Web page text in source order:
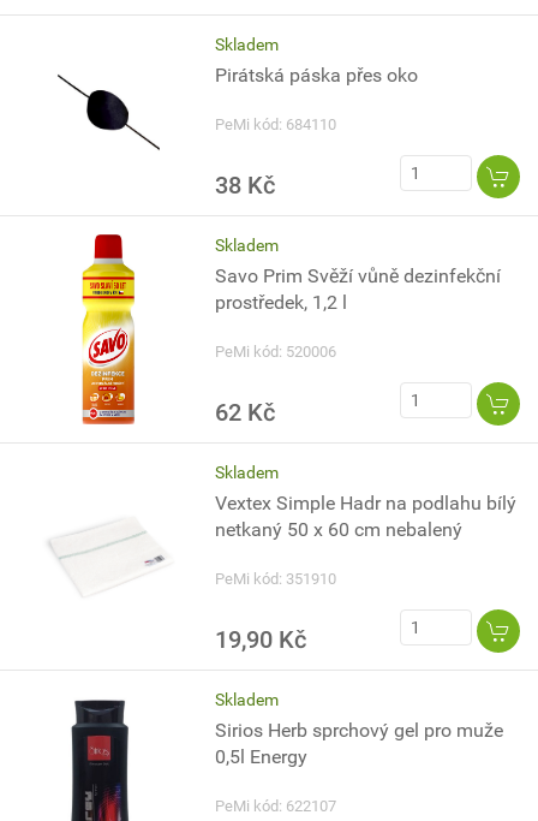
Skladem
Pirátská páska přes oko
PeMi kód: 684110
38 Kč
Skladem
Savo Prim Svěží vůně dezinfekční
prostředek, 1,2 l
PeMi kód: 520006
62 Kč
Skladem
Vextex Simple Hadr na podlahu bílý
netkaný 50 x 60 cm nebalený
PeMi kód: 351910
19,90 Kč
Skladem
Sirios Herb sprchový gel pro muže
0,5l Energy
PeMi kód: 622107